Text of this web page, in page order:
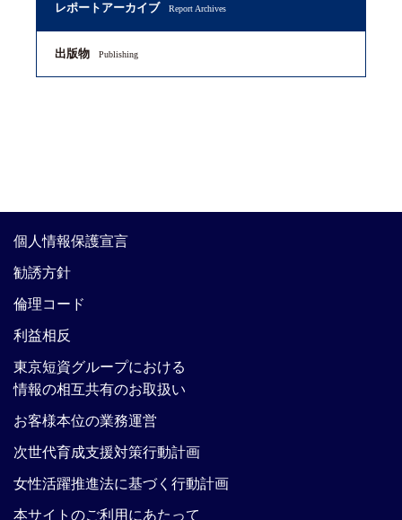
レポートアーカイブ Report Archives
出版物 Publishing
個人情報保護宣言
勧誘方針
倫理コード
利益相反
東京短資グループにおける
情報の相互共有のお取扱い
お客様本位の業務運営
次世代育成支援対策行動計画
女性活躍推進法に基づく行動計画
本サイトのご利用にあたって